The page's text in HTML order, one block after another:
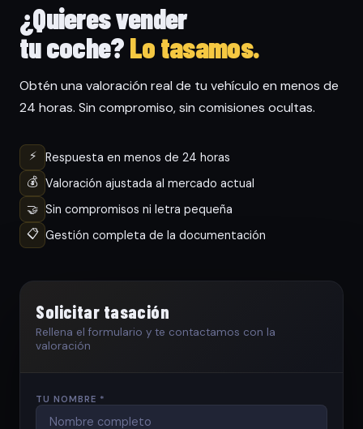
¿Quieres vender
tu coche?Lo tasamos.
Obtén una valoración real de tu vehículo en menos de
24 horas. Sin compromiso, sin comisiones ocultas.
⚡
Respuesta en menos de 24 horas
💰 Valoración ajustada al mercado actual
🤝 Sin compromisos ni letra pequeña
📋 Gestión completa de la documentación
Solicitar tasación
Rellena el formulario y te contactamos con la
valoración
TU NOMBRE *